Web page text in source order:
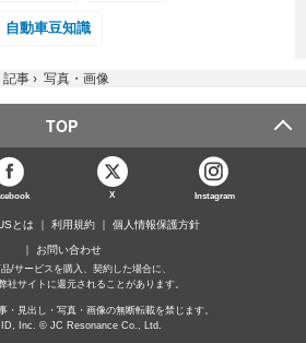
自動車豆知識
記事 › 写真・画像
TOP
X Instagram
とは 利用規約 個人情報保護方針
お問い合わせ
/サービスを購入、契約した場合に、
社サイトに還元されることがあります。
・見出し・写真・画像の無断転載を禁じます。
Inc. © JC Resonance Co., Ltd.